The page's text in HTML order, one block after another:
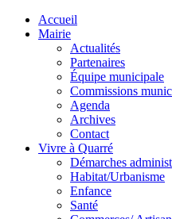
Accueil
Mairie
Actualités
Partenaires
Équipe municipale
Commissions
Agenda
Archives
Contact
Vivre à Quarré
Démarches
Habitat/Urbanisme
Enfance
Santé